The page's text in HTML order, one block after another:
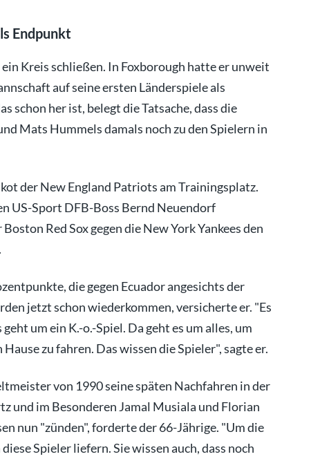
Endpunkt
Kreis schließen. In Foxborough hatte er unweit
auf seine ersten Länderspiele als
schon her ist, belegt die Tatsache, dass die
Mats Hummels damals noch zu den Spielern in
der New England Patriots am Trainingsplatz.
US-Sport DFB-Boss Bernd Neuendorf
Red Sox gegen die New York Yankees den
die gegen Ecuador angesichts der
jetzt schon wiederkommen, versicherte er. "Es
um ein K.-o.-Spiel. Da geht es um alles, um
zu fahren. Das wissen die Spieler", sagte er.
von 1990 seine späten Nachfahren in der
und im Besonderen Jamal Musiala und Florian
nun "zünden", forderte der 66-Jährige. "Um die
Spieler liefern. Sie wissen auch, dass noch